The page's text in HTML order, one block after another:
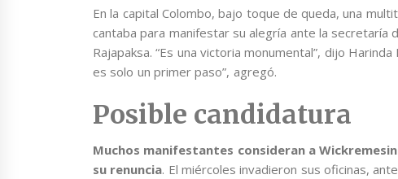
En la capital Colombo, bajo toque de queda, una
cantaba para manifestar su alegría ante la secretaría
Rajapaksa. “Es una victoria monumental”, dijo
es solo un primer paso”, agregó.
Posible candidatura
Muchos manifestantes consideran a
su renuncia. El miércoles invadieron sus oficinas,